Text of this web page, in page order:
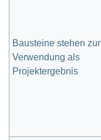
Bausteine stehen zur
Verwendung als
Projektergebnis